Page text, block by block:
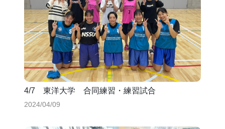
4/7 東洋大学 合同練習・練習試合
2024/04/09